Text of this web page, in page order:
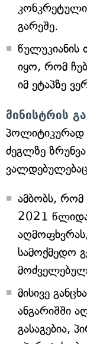
კონკრეტული
გარეშე.
წულუკიანის
იყო, რომ
იმ ეტაპზე
მინისტრის
პოლიტიკურად
ძეგლზე
ვალდებულებაც
ამბობს,
2021
სამოქმედო
მისივე
ანგარიშში
გასაგებია,